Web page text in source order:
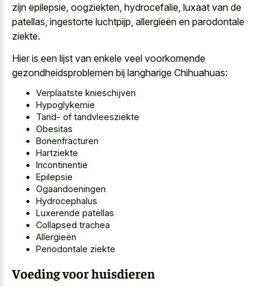
zijn epilepsie, oogziekten, hydrocefalie, luxaat van de
patellas, ingestorte luchtpijp, allergieën en parodontale
ziekte.
Hier is een lijst van enkele veel voorkomende
gezondheidsproblemen bij langharige Chihuahuas:
Verplaatste knieschijven
Hypoglykemie
Tand- of tandvleesziekte
Obesitas
Bonenfracturen
Hartziekte
Incontinentie
Epilepsie
Ogaandoeningen
Hydrocephalus
Luxerende patellas
Collapsed trachea
Allergieën
Periodontale ziekte
Voeding voor huisdieren